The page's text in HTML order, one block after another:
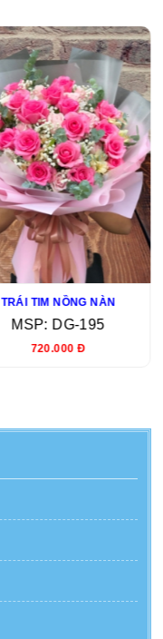
TRÁI TIM NỒNG NÀN
MSP: DG-195
720.000 Đ